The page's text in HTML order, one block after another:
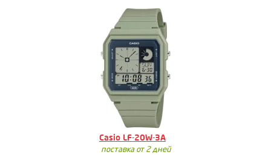
Casio LF-20W-3A
поставка от 2 дней